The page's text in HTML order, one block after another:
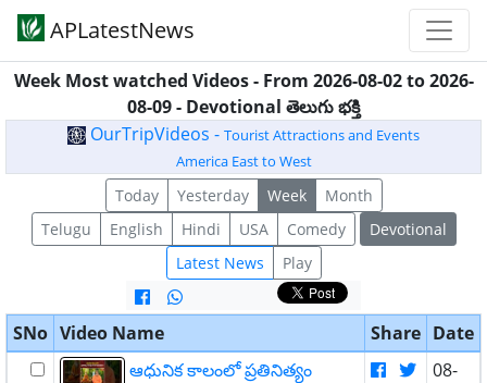
APLatestNews
Week Most watched Videos - From 2026-08-02 to 2026-
08-09 - Devotional తెలుగు భక్తి
OurTripVideos - Tourist Attractions and Events
America East to West
Today Yesterday Week
Month
Telugu
English Hindi USA Comedy
Devotional
Latest News
Play
SNo Video Name Share Date
ఆధునిక కాలంలో ప్రతినిత్యం
08-